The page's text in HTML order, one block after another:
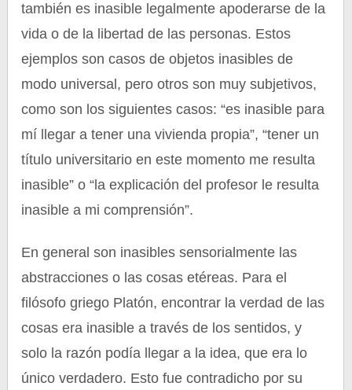
también es inasible legalmente apoderarse de la
vida o de la libertad de las personas. Estos
ejemplos son casos de objetos inasibles de
modo universal, pero otros son muy subjetivos,
como son los siguientes casos: “es inasible para
mí llegar a tener una vivienda propia”, “tener un
título universitario en este momento me resulta
inasible” o “la explicación del profesor le resulta
inasible a mi comprensión”.
En general son inasibles sensorialmente las
abstracciones o las cosas etéreas. Para el
filósofo griego Platón, encontrar la verdad de las
cosas era inasible a través de los sentidos, y
solo la razón podía llegar a la idea, que era lo
único verdadero. Esto fue contradicho por su